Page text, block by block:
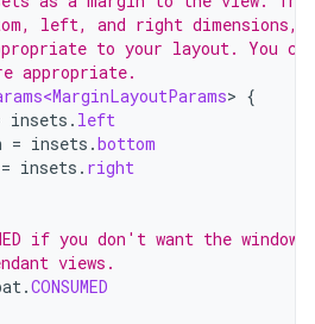
left, and right dimensions,
to your layout. You
appropriate.
> {
insets . left
= insets .bottom
= insets . right
if you don't want the
views.
.CONSUMED